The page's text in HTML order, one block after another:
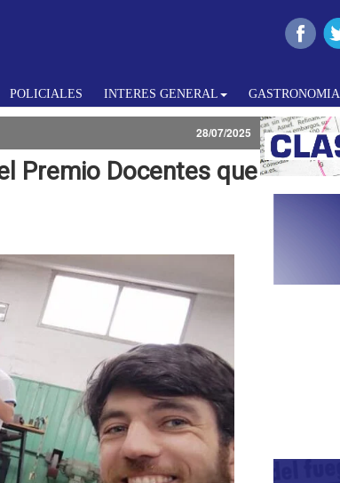
POLICIALES INTERES GENERAL GASTRONOMIA
28/07/2025
Premio Docentes que